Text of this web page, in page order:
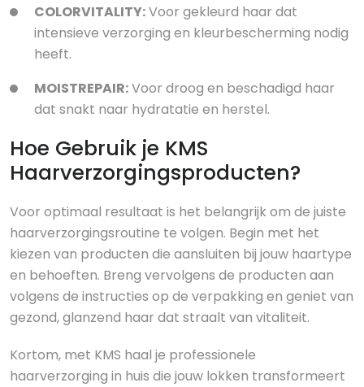
COLORVITALITY:Voor gekleurd haar dat
intensieve verzorging en kleurbescherming nodig
heeft.
MOISTREPAIR:Voor droog en beschadigd haar
dat snakt naar hydratatie en herstel.
Hoe Gebruik je KMS
Haarverzorgingsproducten?
Voor optimaal resultaat is het belangrijk om de juiste
haarverzorgingsroutine te volgen. Begin met het
kiezen van producten die aansluiten bij jouw haartype
en behoeften. Breng vervolgens de producten aan
volgens de instructies op de verpakking en geniet van
gezond, glanzend haar dat straalt van vitaliteit.
Kortom, met KMS haal je professionele
haarverzorging in huis die jouw lokken transformeert